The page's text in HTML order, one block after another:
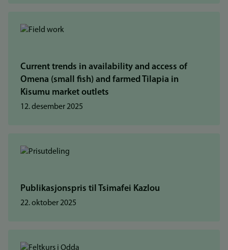
Current trends in availability and access of
Omena (small fish) and farmed Tilapia in
Kisumu market outlets
12. desember 2025
Publikasjonspris til Tsimafei Kazlou
22. oktober 2025